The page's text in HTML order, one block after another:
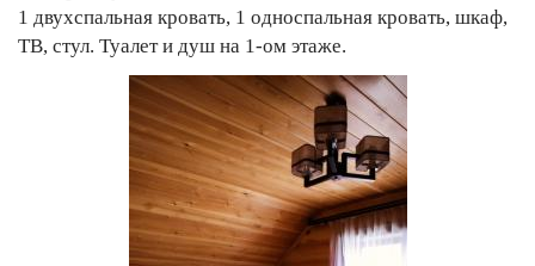
1 двухспальная кровать, 1 односпальная кровать, шкаф,
ТВ, стул. Туалет и душ на 1-ом этаже.